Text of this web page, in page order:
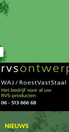
NIEUWS